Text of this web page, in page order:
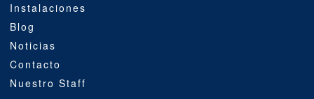
Instalaciones
Blog
Noticias
Contacto
Nuestro Staff